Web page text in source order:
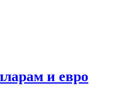
и евро